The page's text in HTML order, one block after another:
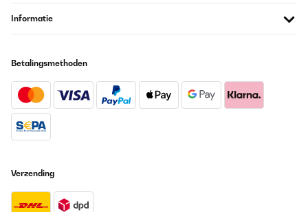
Amazon-Benutzer
Vertaal
Als Erstaz gekauft. Sehr zufrieden. Hält gut dicht.
Amazon-Benutzer
Informatie
Betalingsmethoden
Verzending